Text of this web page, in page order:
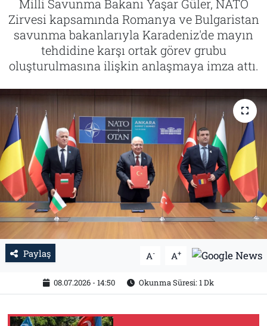
Milli Savunma Bakanı Yaşar Güler, NATO
Zirvesi kapsamında Romanya ve Bulgaristan
savunma bakanlarıyla Karadeniz'de mayın
tehdidine karşı ortak görev grubu
oluşturulmasına ilişkin anlaşmaya imza attı.
Paylaş A- A+
08.07.2026 - 14:50 Okunma Süresi: 1 Dk
Tarih
İletişim
Künye